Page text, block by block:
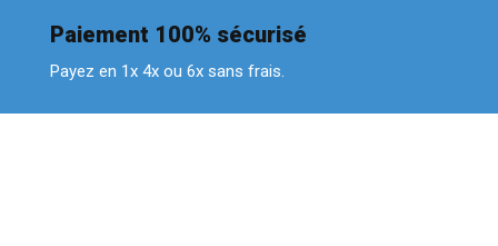
Paiement 100% sécurisé
Payez en 1x 4x ou 6x sans frais.